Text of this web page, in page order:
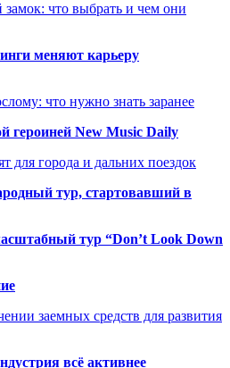
что выбрать и чем они
меняют карьеру
что нужно знать заранее
героиней New Music Daily
для города и дальних поездок
тур, стартовавший в
тур “Don’t Look Down
заемных средств для развития
всё активнее